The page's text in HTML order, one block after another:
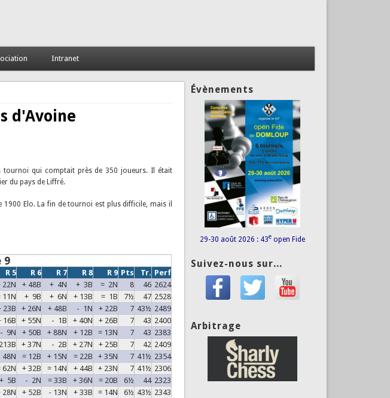
Intranet
d'Avoine
qui comptait près de 350 joueurs. Il était
du pays de Liffré.
Elo. La fin de tournoi est plus difficile, mais il
9
R 5 R 6 R 7 R 8 R 9 Pts Tr. Perf
22N + 48B + 4N + 3B = 2N 8 46 2624
11N + 9B + 6N + 13B = 1B 7½ 47 2528
23B + 26N + 48B - 1N + 22B 7 43½ 2489
16B + 55N - 1B + 40N + 26B 7 43 2400
- 9N + 50B + 88N + 12B = 13N 7 43 2383
+ 37N - 2B + 27N + 25B 7 42 2409
48N = 12B + 15N = 22B + 35N 7 41½ 2354
62N + 32B = 14N + 44B + 23N 7 41½ 2306
+ 5B - 2N = 33B + 36N = 20B 6½ 44 2323
28N + 52B - 13N + 33B = 14N 6½ 43½ 2343
Évènements
29-30 août 2026 : 43e open Fide
Suivez-nous sur...
Arbitrage